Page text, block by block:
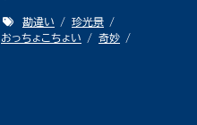
勘違い
珍光景
おっちょこちょい
奇妙